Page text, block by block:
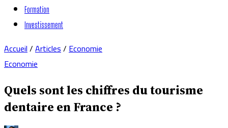
Formation
Investissement
Accueil/Articles/Economie
Economie
Quels sont les chiffres du tourisme
dentaire en France ?